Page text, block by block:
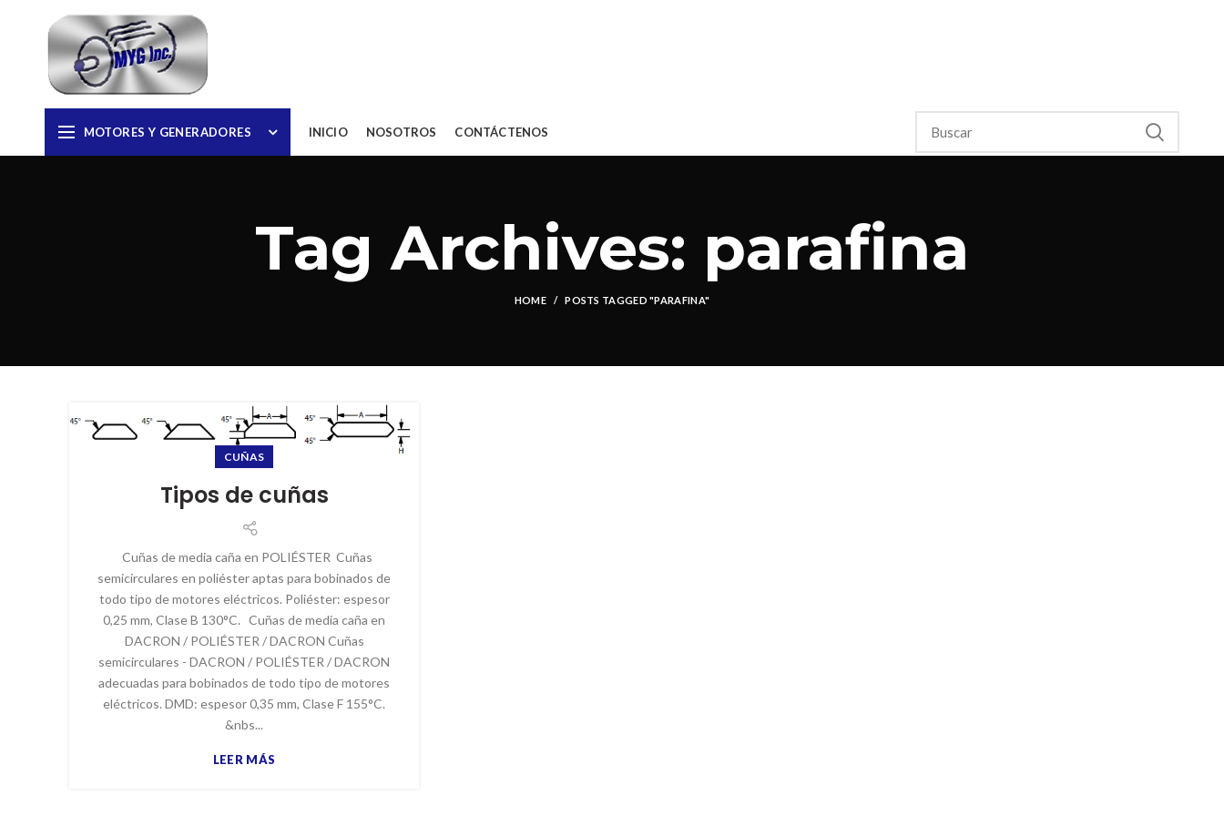
MOTORES Y GENERADORES INICIO NOSOTROS CONTÁCTENOS
Tag Archives: parafina
HOME POSTS TAGGED "PARAFINA"
CUÑAS
Tipos de cuñas
Cuñas de media caña en POLIÉSTER Cuñas
semicirculares en poliéster aptas para bobinados de
todo tipo de motores eléctricos. Poliéster: espesor
0,25 mm, Clase B 130°C. Cuñas de media caña en
DACRON / POLIÉSTER / DACRON Cuñas
semicirculares - DACRON / POLIÉSTER / DACRON
adecuadas para bobinados de todo tipo de motores
eléctricos. DMD: espesor 0,35 mm, Clase F 155°C.
&nbs...
LEER MÁS